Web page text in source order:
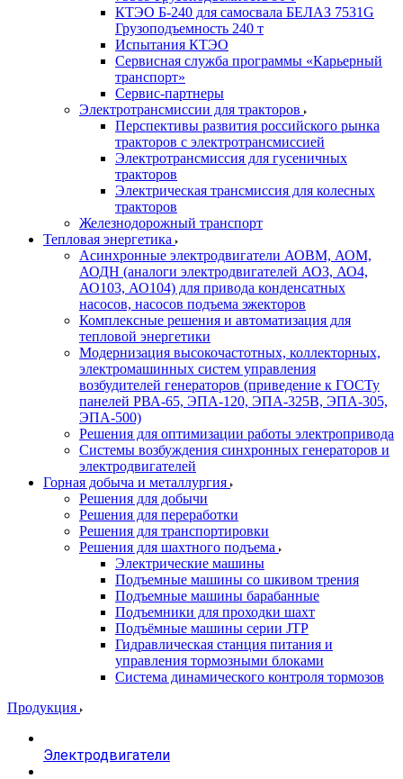
КТЭО Б-240 для самосвала БЕЛАЗ 7531G
Грузоподъемность 240 т
Испытания КТЭО
Сервисная служба программы «Карьерный
транспорт»
Сервис-партнеры
Электротрансмиссии для тракторов
Перспективы развития российского рынка
тракторов с электротрансмиссией
Электротрансмиссия для гусеничных
тракторов
Электрическая трансмиссия для колесных
тракторов
Железнодорожный транспорт
Тепловая энергетика
Асинхронные электродвигатели АОВМ, АОМ,
АОДН (аналоги электродвигателей АО3, АО4,
АО103, АО104) для привода конденсатных
насосов, насосов подъема эжекторов
Комплексные решения и автоматизация для
тепловой энергетики
Модернизация высокочастотных, коллекторных,
электромашинных систем управления
возбудителей генераторов (приведение к ГОСТу
панелей РВА-65, ЭПА-120, ЭПА-325В, ЭПА-305,
ЭПА-500)
Решения для оптимизации работы электропривода
Системы возбуждения синхронных генераторов и
электродвигателей
Горная добыча и металлургия
Решения для добычи
Решения для переработки
Решения для транспортировки
Решения для шахтного подъема
Электрические машины
Подъемные машины со шкивом трения
Подъемные машины барабанные
Подъемники для проходки шахт
Подъёмные машины серии JTP
Гидравлическая станция питания и
управления тормозными блоками
Система динамического контроля тормозов
Продукция
Электродвигатели